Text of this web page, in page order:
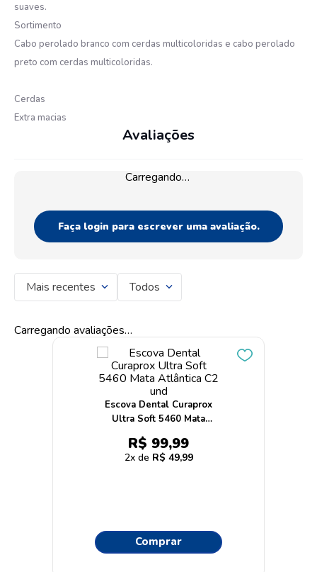
suaves.
Sortimento
Cabo perolado branco com cerdas multicoloridas e cabo perolado
preto com cerdas multicoloridas.
Cerdas
Extra macias
Avaliações
Carregando…
Faça login para escrever uma avaliação.
Mais recentes Todos
Carregando avaliações…
Escova Dental Curaprox
Ultra Soft 5460 Mata
Atlântica C2 und
R$ 99,99
2 R$ 49,99
Comprar